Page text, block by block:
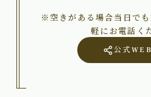
※空きがある場合当日で
軽にお電話く
公式